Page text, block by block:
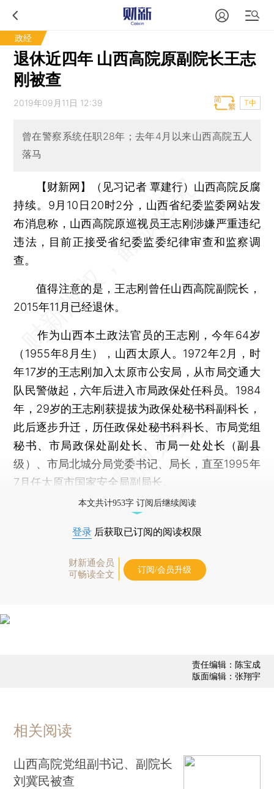
政经
退休近四年 山西高院原副院长王志
刚被查
2019年09月11日 12:39 T中
曾在警察系统任职28年；去年4月以来山西高院五人
落马
【财新网】（见习记者 覃建行） 山西高院反腐
持续。9月10日20时2分，山西省纪委监委网站发
布消息称，山西高院原巡视员王志刚涉嫌严重违纪
违法，目前正接受省纪委监委纪律审查和监察调
查。
值得注意的是，王志刚曾任山西高院副院长，
2015年11月已经退休。
作为山西本土政法官员的王志刚，今年64岁
（1955年8月生），山西太原人。1972年2月，时
年17岁的王志刚加入太原市公安局，从市局交通大
队民警做起，六年后进入市局政保处任科员。1984
年，29岁的王志刚获提拔为政保处秘书科副科长，
此后逐步升迁，历任政保处秘书科科长、市局党组
秘书、市局政保处副处长、市局一处处长（副县
级）、市局北城分局党委书记、局长，直至1995年
7月任太原市国家安全局副局长。
本文共计953字 订阅后继续阅读
登录 后获取已订阅的阅读权限
财新通会员
可畅读全文
订阅/会员升级
责任编辑：陈宝成
版面编辑：张翔宇
相关阅读
山西高院党组副书记、副院长
刘冀民被查